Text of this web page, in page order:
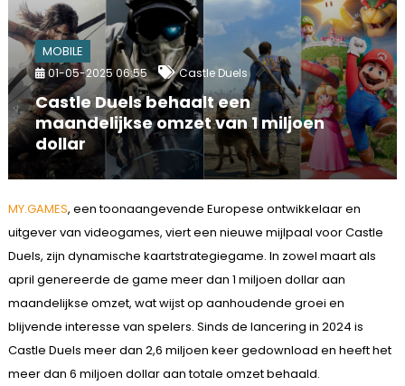
MOBILE
01-05-2025 06:55 Castle Duels
Castle Duels behaalt een
maandelijkse omzet van 1 miljoen
dollar
MY.GAMES, een toonaangevende Europese ontwikkelaar en
uitgever van videogames, viert een nieuwe mijlpaal voor Castle
Duels, zijn dynamische kaartstrategiegame. In zowel maart als
april genereerde de game meer dan 1 miljoen dollar aan
maandelijkse omzet, wat wijst op aanhoudende groei en
blijvende interesse van spelers. Sinds de lancering in 2024 is
Castle Duels meer dan 2,6 miljoen keer gedownload en heeft het
meer dan 6 miljoen dollar aan totale omzet behaald.